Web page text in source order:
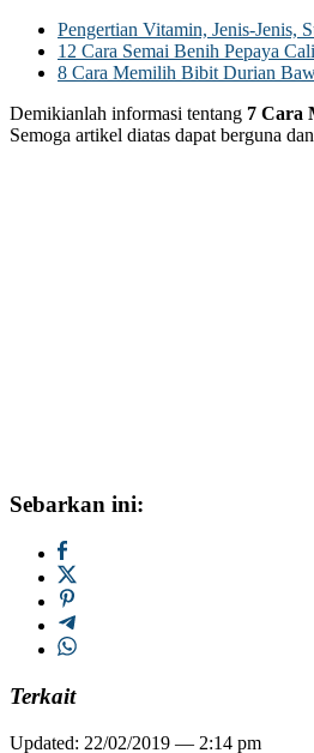
Pengertian Vitamin, Jenis-Jenis,
12 Cara Semai Benih Pepaya
8 Cara Memilih Bibit Durian
Demikianlah informasi tentang 7 Cara
Semoga artikel diatas dapat berguna
Sebarkan ini:
Terkait
Updated: 22/02/2019 — 2:14 pm